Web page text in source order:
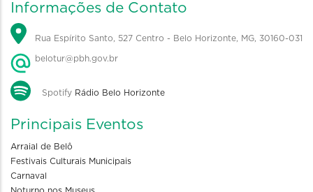
Informações de Contato
Rua Espírito Santo, 527 Centro - Belo Horizonte, MG, 30160-031
belotur@pbh.gov.br
Spotify Rádio Belo Horizonte
Principais Eventos
Arraial de Belô
Festivais Culturais Municipais
Carnaval
Noturno nos Museus